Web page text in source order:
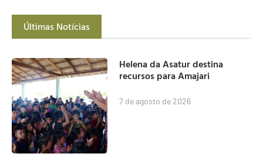
Últimas Notícias
Helena da Asatur destina
recursos para Amajari
7 de agosto de 2026